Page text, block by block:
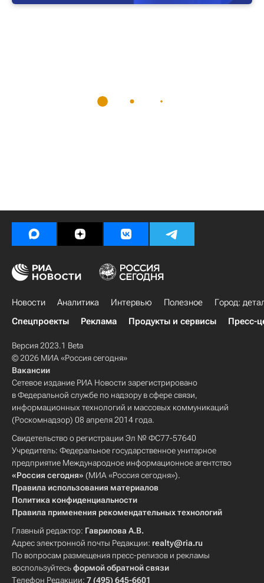
Новости Аналитика Интервью Полезное
Город:
Спецпроекты
Реклама Продукты и сервисы Пресс-
Версия 2023.1 Beta
© 2026 МИА «Россия сегодня»
Вакансии
Сетевое издание РИА Новости зарегистрировано
в Федеральной службе по надзору в сфере связи,
информационных технологий и массовых коммуникаций
(Роскомнадзор) 08 апреля 2014 года.
Свидетельство о регистрации Эл № ФС77-57640
Учредитель: Федеральное государственное унитарное
предприятие Международное информационное агентство
«Россия сегодня» (МИА «Россия сегодня»).
Правила использования материалов
Политика конфиденциальности
Правила применения рекомендательных технологий
Главный редактор: Гаврилова А.В.
Адрес электронной почты Редакции: realty@ria.ru
По вопросам размещения пресс-релизов и рекламы
воспользуйтесьформой обратной связи
Телефон Редакции: 7 (495) 645-6601